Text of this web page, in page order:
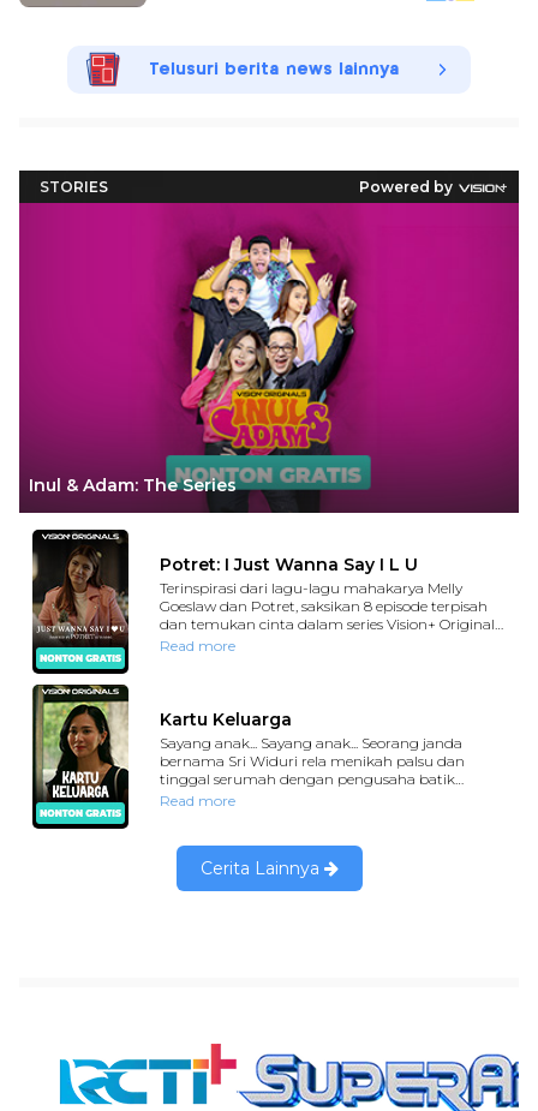
Telusuri berita news lainnya